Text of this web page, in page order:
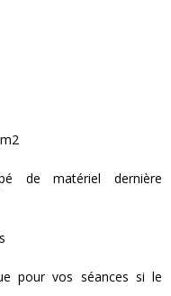
de matériel dernière
pour vos séances si le